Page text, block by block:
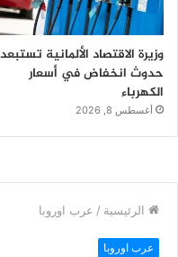
وزيرة الاقتصاد الألمانية تستبعد
حدوث انخفاض في أسعار
الكهرباء
أغسطس 8, 2026